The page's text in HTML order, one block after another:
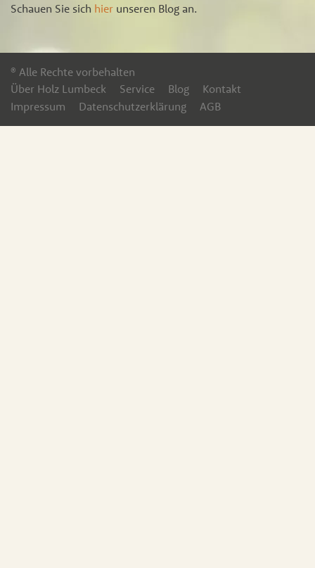
Schauen Sie sich hier unseren Blog an.
® Alle Rechte vorbehalten
Über Holz Lumbeck
Service Blog
Kontakt
Impressum
Datenschutzerklärung AGB